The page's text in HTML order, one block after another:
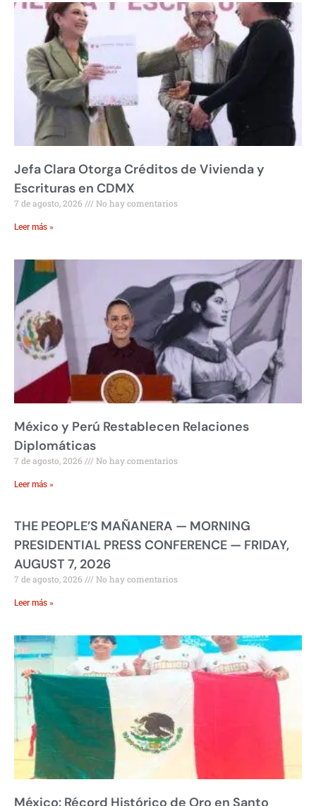
Jefa Clara Otorga Créditos de Vivienda y
Escrituras en CDMX
7 de agosto, 2026 No hay comentarios
Leer más »
México y Perú Restablecen Relaciones
Diplomáticas
7 de agosto, 2026 No hay comentarios
Leer más »
THE PEOPLE’S MAÑANERA — MORNING
PRESIDENTIAL PRESS CONFERENCE — FRIDAY,
AUGUST 7, 2026
7 de agosto, 2026 No hay comentarios
Leer más »
México: Récord Histórico de Oro en Santo